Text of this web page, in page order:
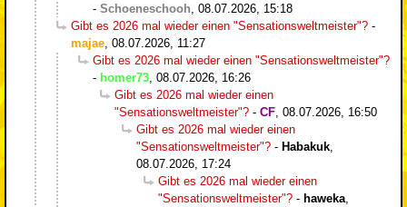
- Schoeneschooh 08.07.2026, 15:18
Gibt es 2026 mal wieder einen "Sensationsweltmeister"? -
majae 08.07.2026, 11:27
Gibt es 2026 mal wieder einen "Sensationsweltmeister"?
- homer73 08.07.2026, 16:26
Gibt es 2026 mal wieder einen
"Sensationsweltmeister"? - CF 08.07.2026, 16:50
Gibt es 2026 mal wieder einen
"Sensationsweltmeister"? - Habakuk
08.07.2026, 17:24
Gibt es 2026 mal wieder einen
"Sensationsweltmeister"? - haweka